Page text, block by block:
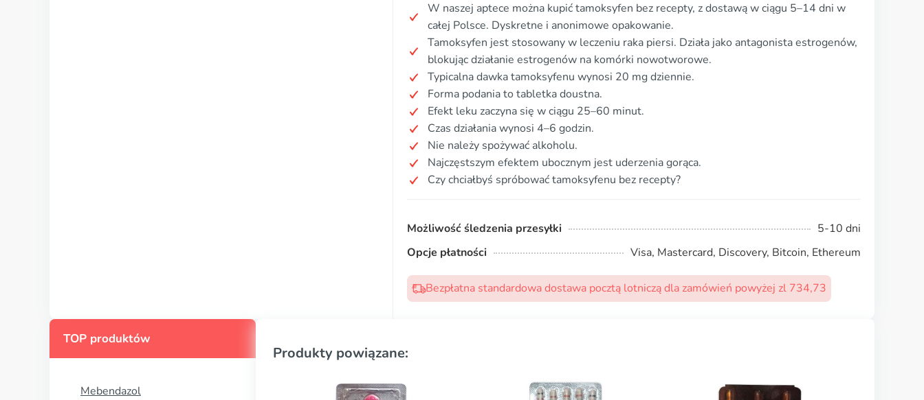
W naszej aptece można kupić tamoksyfen bez recepty, z dostawą w ciągu 5–14 dni w
całej Polsce. Dyskretne i anonimowe opakowanie.
Tamoksyfen jest stosowany w leczeniu raka piersi. Działa jako antagonista estrogenów,
blokując działanie estrogenów na komórki nowotworowe.
Typicalna dawka tamoksyfenu wynosi 20 mg dziennie.
Forma podania to tabletka doustna.
Efekt leku zaczyna się w ciągu 25–60 minut.
Czas działania wynosi 4–6 godzin.
Nie należy spożywać alkoholu.
Najczęstszym efektem ubocznym jest uderzenia gorąca.
Czy chciałbyś spróbować tamoksyfenu bez recepty?
Możliwość śledzenia przesyłki
5-10 dni
Opcje płatności
Visa, Mastercard, Discovery, Bitcoin, Ethereum
Bezpłatna standardowa dostawa pocztą lotniczą dla zamówień powyżej zl 734,73
TOP produktów
Mebendazol
Produkty powiązane: